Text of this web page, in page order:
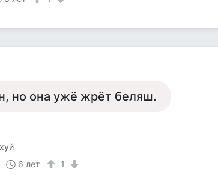
но она ужё жрёт беляш.
6 лет 1